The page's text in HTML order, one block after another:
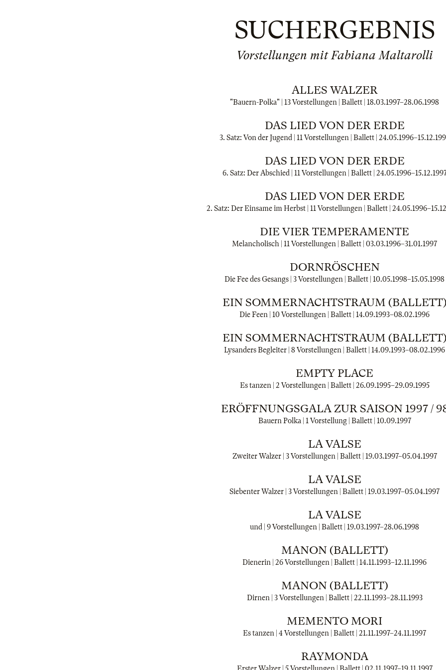
SUCHERGEBNIS
Vorstellungen mit Fabiana Maltarolli
ALLES WALZER
"Bauern-Polka" | 13 Vorstellungen | Ballett | 18.03.1997–28.06.1998
DAS LIED VON DER ERDE
3. Satz: Von der Jugend | 11 Vorstellungen | Ballett | 24.05.1996–
DAS LIED VON DER ERDE
6. Satz: Der Abschied | 11 Vorstellungen | Ballett | 24.05.1996–
DAS LIED VON DER ERDE
2. Satz: Der Einsame im Herbst | 11 Vorstellungen | Ballett | 24.05.1996–
DIE VIER TEMPERAMENTE
Melancholisch | 11 Vorstellungen | Ballett | 03.03.1996–31.01.1997
DORNRÖSCHEN
Die Fee des Gesangs | 3 Vorstellungen | Ballett | 10.05.1998–15.05.1998
EIN SOMMERNACHTSTRAUM (BALLETT)
Die Feen | 10 Vorstellungen | Ballett | 14.09.1993–08.02.1996
EIN SOMMERNACHTSTRAUM (BALLETT)
Lysanders Begleiter | 8 Vorstellungen | Ballett | 14.09.1993–08.02.1996
EMPTY PLACE
Es tanzen | 2 Vorstellungen | Ballett | 26.09.1995–29.09.1995
ERÖFFNUNGSGALA ZUR SAISON 1997 /
Bauern Polka | 1 Vorstellung | Ballett | 10.09.1997
LA VALSE
Zweiter Walzer | 3 Vorstellungen | Ballett | 19.03.1997–05.04.1997
LA VALSE
Siebenter Walzer | 3 Vorstellungen | Ballett | 19.03.1997–05.04.1997
LA VALSE
und | 9 Vorstellungen | Ballett | 19.03.1997–28.06.1998
MANON (BALLETT)
Dienerin | 26 Vorstellungen | Ballett | 14.11.1993–12.11.1996
MANON (BALLETT)
Dirnen | 3 Vorstellungen | Ballett | 22.11.1993–28.11.1993
MEMENTO MORI
Es tanzen | 4 Vorstellungen | Ballett | 21.11.1997–24.11.1997
RAYMONDA